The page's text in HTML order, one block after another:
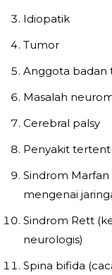
Idiopatik
Tumor
Anggota badan
Masalah
Cerebral palsy
Penyakit
Sindrom
mengenai
Sindrom Rett
neurologis)
Spina bifida